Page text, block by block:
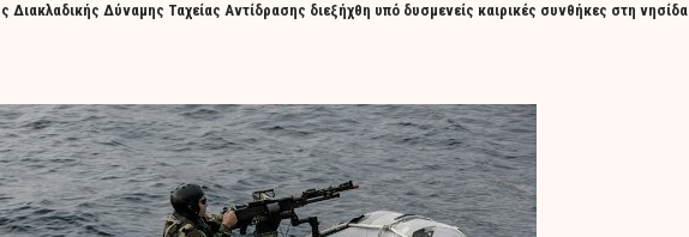
Δύναμης Ταχείας Αντίδρασης διεξήχθη υπό δυσμενείς καιρικές συνθήκες στη νησίδα